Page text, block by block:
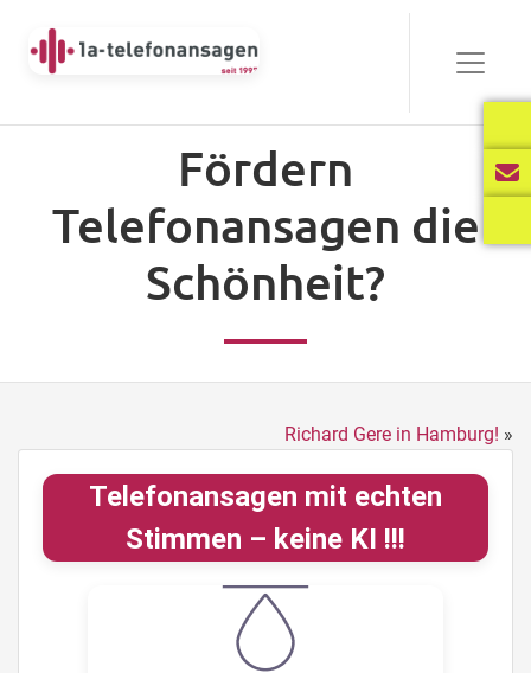
Fördern
Telefonansagen die
Schönheit?
Richard Gere in Hamburg! »
Telefonansagen mit echten
Stimmen – keine KI !!!